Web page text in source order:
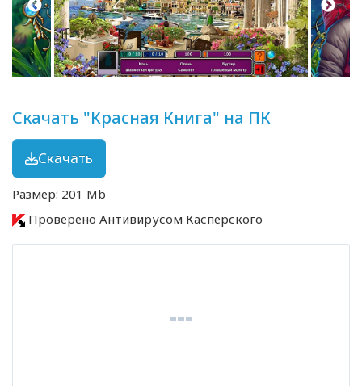
Скачать "Красная Книга" на ПК
Скачать
Размер: 201 Mb
Проверено Антивирусом Касперского